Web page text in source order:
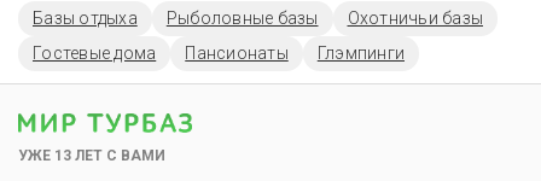
Базы отдыха Рыболовные базы
Охотничьи базы
Гостевые дома
Пансионаты Глэмпинги
УЖЕ 13 ЛЕТ С ВАМИ